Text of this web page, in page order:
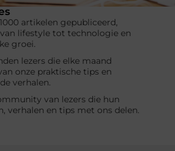
artikelen gepubliceerd,
lifestyle tot technologie en
groei.
lezers die elke maand
onze praktische tips en
verhalen.
van lezers die hun
verhalen en tips met ons delen.